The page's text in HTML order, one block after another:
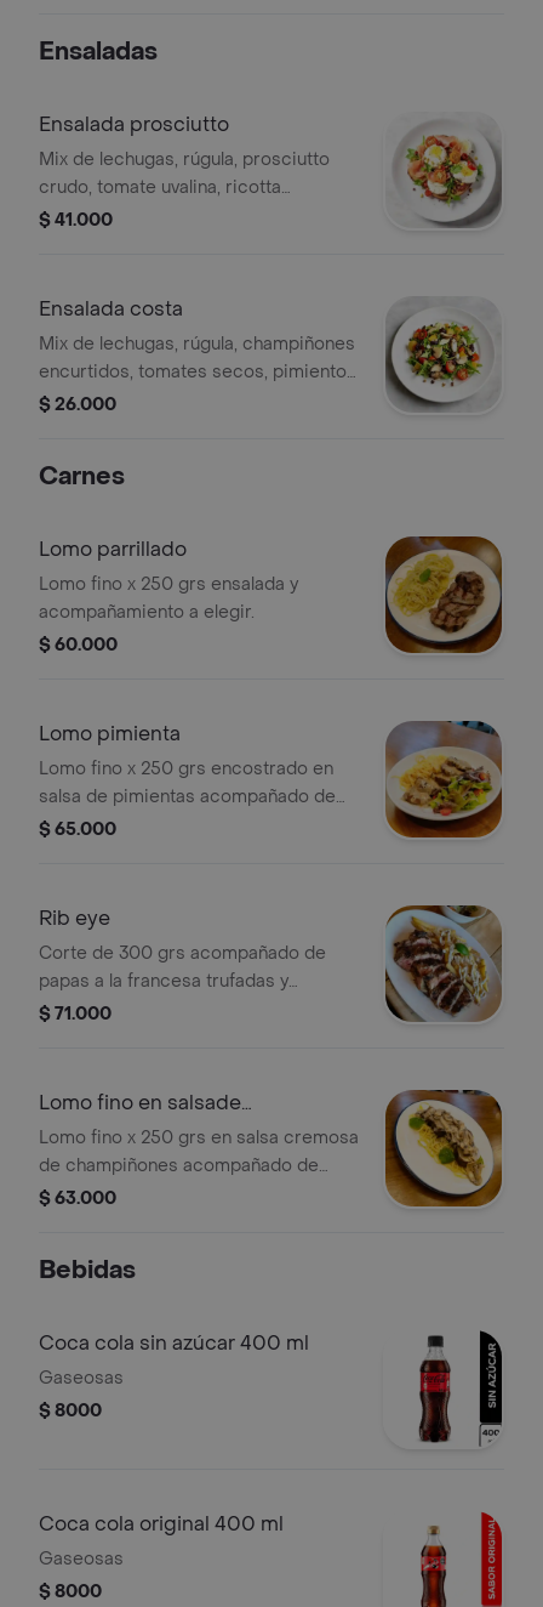
Ensaladas
Ensalada prosciutto
Mix de lechugas, rúgula, prosciutto
crudo, tomate uvalina, ricotta
aromatizada con miel de agave y
$ 41.000
Ensalada costa
Mix de lechugas, rúgula, champiñones
encurtidos, tomates secos, pimientos
asados, parmesano y crema de
$ 26.000
Carnes
Lomo parrillado
Lomo fino x 250 grs ensalada y
acompañamiento a elegir.
$ 60.000
Lomo pimienta
Lomo fino x 250 grs encostrado en
salsa de pimientas acompañado de
spaghetti al burro y ensalada.
$ 65.000
Rib eye
Corte de 300 grs acompañado de
papas a la francesa trufadas y
ensalada.
$ 71.000
Lomo fino en salsade
champiñones
Lomo fino x 250 grs en salsa cremosa
de champiñones acompañado de
spaghetti al burro y ensalada.
$ 63.000
Bebidas
Coca cola sin azúcar 400 ml
Gaseosas
$ 8000
Coca cola original 400 ml
Gaseosas
$ 8000